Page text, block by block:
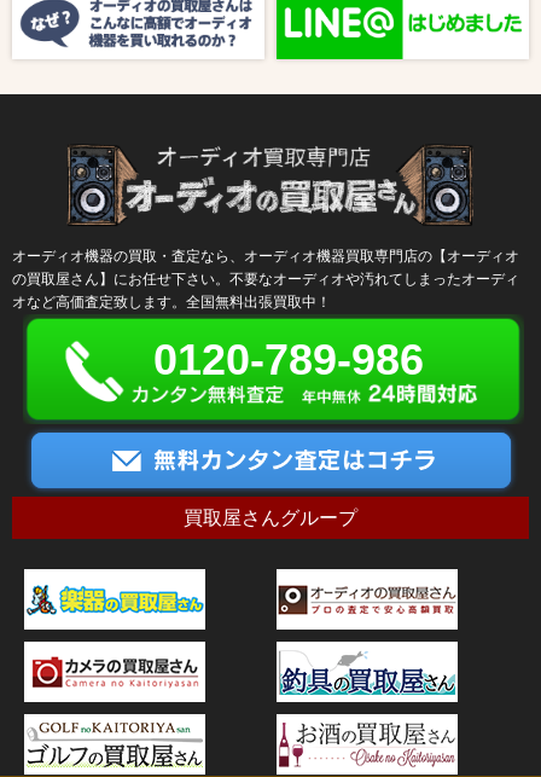
【ラジオ番組放送のお知らせ】
オーディオ機器の買取・査定なら、オーディオ機器買取専門店の【オーディオ
の買取屋さん】にお任せ下さい。不要なオーディオや汚れてしまったオーディ
オなど高価査定致します。全国無料出張買取中！
0120-789-986
買取屋さんグループ